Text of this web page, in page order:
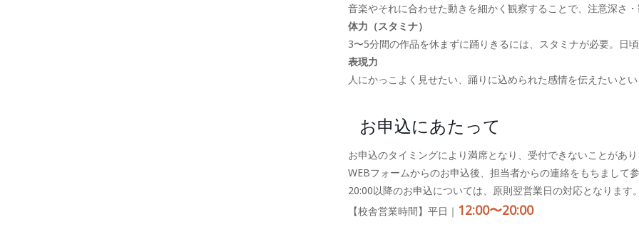
音楽やそれに合わせた動きを細かく観察することで、注意深さ・
体力（スタミナ）
3〜5分間の作品を休まずに踊りきるには、スタミナが必要。日
表現力
人にかっこよく見せたい、踊りに込められた感情を伝えたいと
お申込にあたって
お申込のタイミングにより満席となり、受付できないことがあ
WEBフォームからのお申込後、担当者からの連絡をもちまして参
20:00以降のお申込については、原則翌営業日の対応となります。
【校舎営業時間】平日｜ 12:00〜20:00